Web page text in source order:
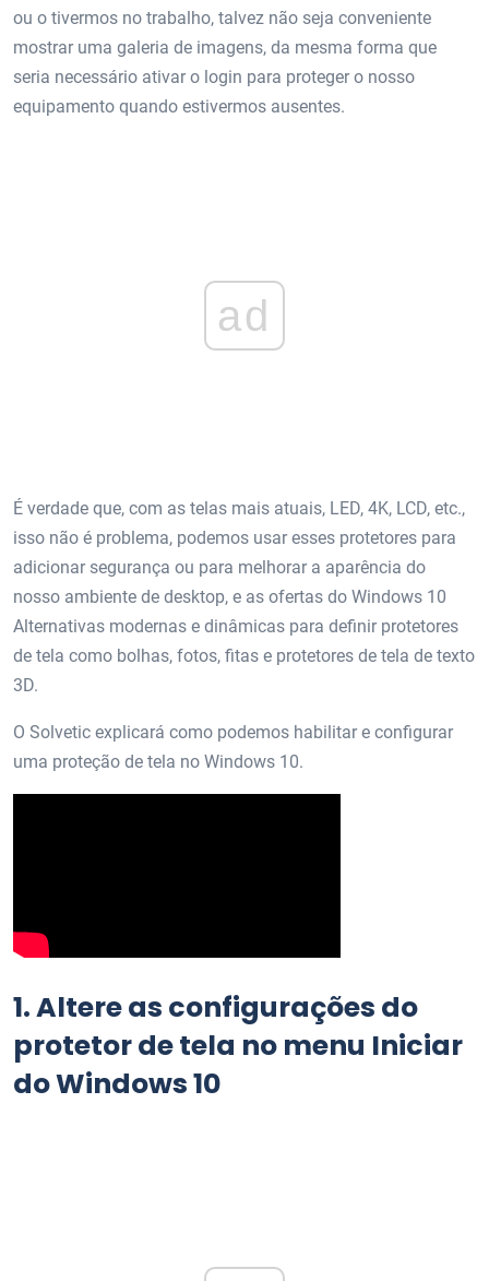
ou o tivermos no trabalho, talvez não seja conveniente
mostrar uma galeria de imagens, da mesma forma que
seria necessário ativar o login para proteger o nosso
equipamento quando estivermos ausentes.
ad
É verdade que, com as telas mais atuais, LED, 4K, LCD, etc.,
isso não é problema, podemos usar esses protetores para
adicionar segurança ou para melhorar a aparência do
nosso ambiente de desktop, e as ofertas do Windows 10
Alternativas modernas e dinâmicas para definir protetores
de tela como bolhas, fotos, fitas e protetores de tela de texto
3D.
O Solvetic explicará como podemos habilitar e configurar
uma proteção de tela no Windows 10.
1.Altere as configurações do
protetor de tela no menu Iniciar
do Windows 10